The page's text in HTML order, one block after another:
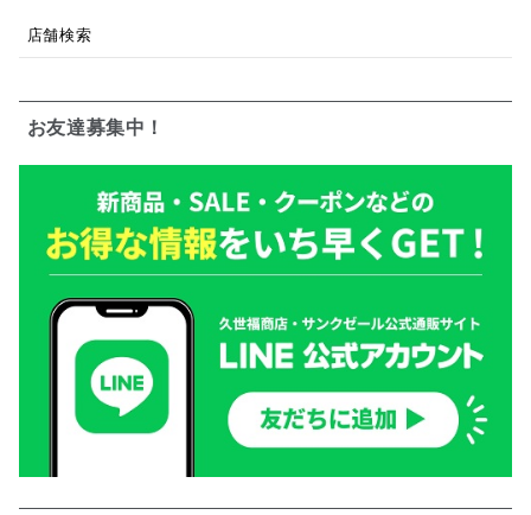
店舗検索
お友達募集中！